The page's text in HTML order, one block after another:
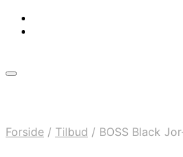
Forside / Tilbud / BOSS Black